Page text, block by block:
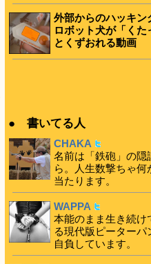
外部からのハッキン
ロボット犬が「くた
とくずおれる動画
● 書いてる人
CHAKA
名前は「鉄砲」の隠
ら。人生数撃ちゃ何
当たります。
WAPPA
本能のまま生き続け
る現代版ピーターパ
自負しています。